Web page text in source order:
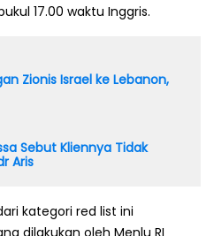
17.00 waktu Inggris.
Zionis Israel ke Lebanon,
Sebut Kliennya Tidak
Aris
kategori red list ini
dilakukan oleh Menlu RI